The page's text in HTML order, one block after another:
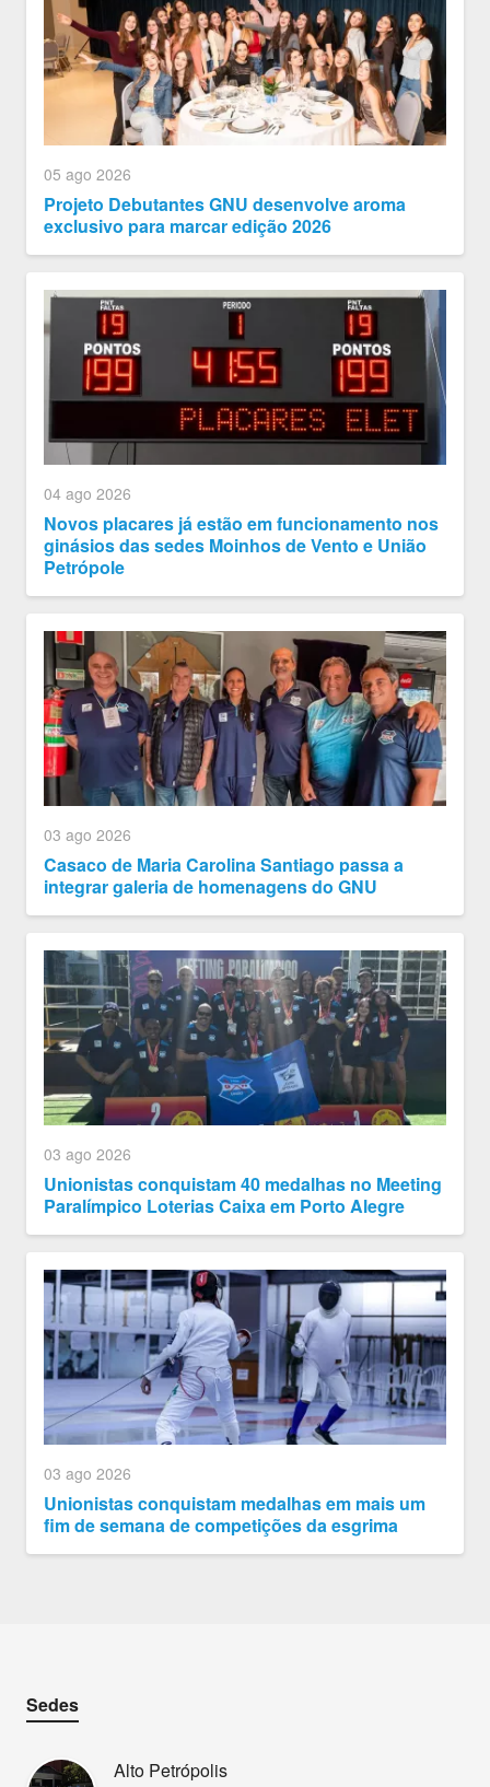
05 ago 2026
Projeto Debutantes GNU desenvolve aroma
exclusivo para marcar edição 2026
04 ago 2026
Novos placares já estão em funcionamento nos
ginásios das sedes Moinhos de Vento e União
Petrópole
03 ago 2026
Casaco de Maria Carolina Santiago passa a
integrar galeria de homenagens do GNU
03 ago 2026
Unionistas conquistam 40 medalhas no Meeting
Paralímpico Loterias Caixa em Porto Alegre
03 ago 2026
Unionistas conquistam medalhas em mais um
fim de semana de competições da esgrima
Sedes
Alto Petrópolis